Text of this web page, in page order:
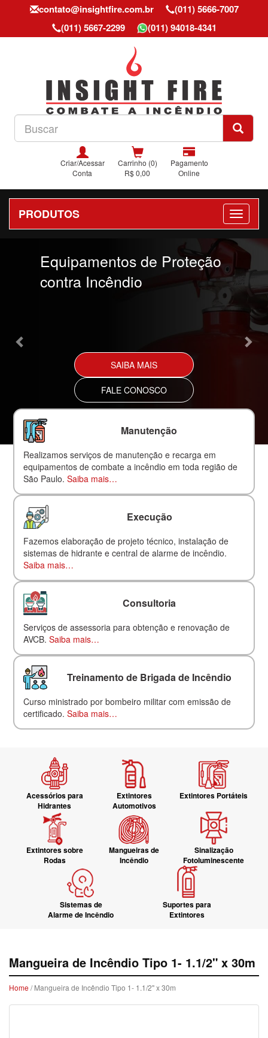
contato@insightfire.com.br
(011) 5666-7007
(011) 5667-2299
(011) 94018-4341
Criar/Acessar
Conta
Carrinho (0)
R$ 0,00
Pagamento
Online
PRODUTOS
Equipamentos de Proteção
contra Incêndio
SAIBA MAIS
FALE CONOSCO
Manutenção
Realizamos serviços de manutenção e recarga em
equipamentos de combate a incêndio em toda região de
São Paulo.Saiba mais…
Execução
Fazemos elaboração de projeto técnico, instalação de
sistemas de hidrante e central de alarme de incêndio.
Saiba mais…
Consultoria
Serviços de assessoria para obtenção e renovação de
AVCB.Saiba mais…
Treinamento de Brigada de Incêndio
Curso ministrado por bombeiro militar com emissão de
certificado.Saiba mais…
Acessórios para
Hidrantes
Extintores
Automotivos
Extintores Portáteis
Extintores sobre
Rodas
Mangueiras de
Incêndio
Sinalização
Fotoluminescente
Sistemas de
Alarme de Incêndio
Suportes para
Extintores
Mangueira de Incêndio Tipo 1- 1.1/2" x 30m
Home/ Mangueira de Incêndio Tipo 1- 1.1/2" x 30m